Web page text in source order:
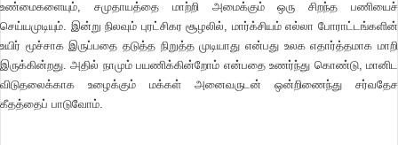
உண்மைகளையும், சமுதாயத்தை மாற்றி அமைக்கும் ஒரு சிறந்த பணியைச்
செய்யமுடியும். இன்று நிலவும் புரட்சிகர சூழலில், மார்க்சியம் எல்லா போராட்டங்களின்
உயிர் மூச்சாக இருப்பதை தடுத்த நிறுத்த முடியாது என்பது உலக எதார்த்தமாக மாறி
இருக்கின்றது. அதில் நாமும் பயணிக்கின்றோம் என்பதை உணர்ந்து கொண்டு, மானிட
விடுதலைக்காக உழைக்கும் மக்கள் அனைவருடன் ஒன்றிணைந்து சர்வதேச
கீதத்தைப் பாடுவோம்.